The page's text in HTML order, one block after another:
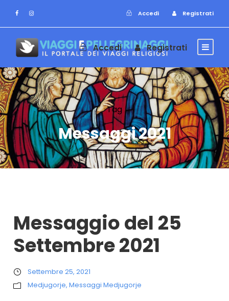
Accedi Registrati
Accedi Registrati
Tag
Messaggi 2021
Messaggio del 25
Settembre 2021
Settembre 25, 2021
Medjugorje, Messaggi Medjugorje